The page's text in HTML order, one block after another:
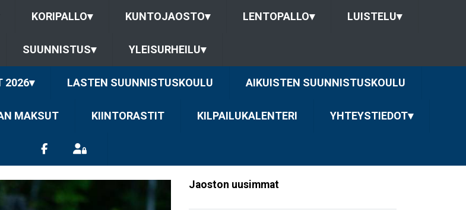
KORIPALLO▾ KUNTOJAOSTO▾ LENTOPALLO▾ LUISTELU▾
SUUNNISTUS▾ YLEISURHEILU▾
2026▾ LASTEN SUUNNISTUSKOULU AIKUISTEN SUUNNISTUSKOULU
MAKSUT KIINTORASTIT KILPAILUKALENTERI YHTEYSTIEDOT▾
Jaoston uusimmat